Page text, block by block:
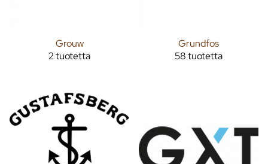
Grouw
2 tuotetta
Grundfos
58 tuotetta